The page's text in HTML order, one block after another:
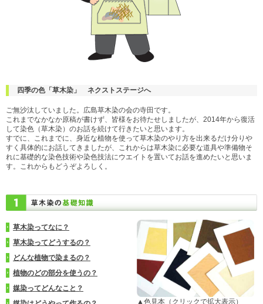
四季の色「草木染」 ネクストステージへ
ご無沙汰していました。広島草木染の会の寺田です。
これまでなかなか原稿が書けず、皆様をお待たせしましたが、2014年から復活
して染色（草木染）のお話を続けて行きたいと思います。
すでに、これまでに、身近な植物を使って草木染のやり方を出来るだけ分りや
すく具体的にお話してきましたが、これからは草木染に必要な道具や準備物そ
れに基礎的な染色技術や染色技法にウエイトを置いてお話を進めたいと思いま
す。これからもどうぞよろしく。
▲色見本（クリックで拡大表示）
草木染ってなに？
草木染ってどうするの？
どんな植物で染まるの？
植物のどの部分を使うの？
媒染ってどんなこと？